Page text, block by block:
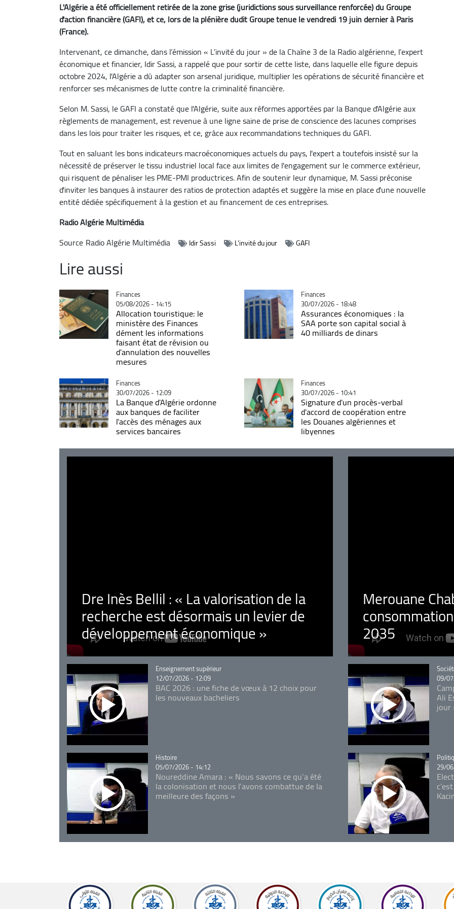
L'Algérie a été officiellement retirée de la zone grise (juridictions sous surveillance renforcée) du Groupe
d'action financière (GAFI), et ce, lors de la plénière dudit Groupe tenue le vendredi 19 juin dernier à Paris
(France).
Intervenant, ce dimanche, dans l’émission « L’invité du jour » de la Chaîne 3 de la Radio algérienne, l’expert
économique et financier, Idir Sassi, a rappelé que pour sortir de cette liste, dans laquelle elle figure depuis
octobre 2024, l'Algérie a dû adapter son arsenal juridique, multiplier les opérations de sécurité financière et
renforcer ses mécanismes de lutte contre la criminalité financière.
Selon M. Sassi, le GAFI a constaté que l'Algérie, suite aux réformes apportées par la Banque d'Algérie aux
règlements de management, est revenue à une ligne saine de prise de conscience des lacunes comprises
dans les lois pour traiter les risques, et ce, grâce aux recommandations techniques du GAFI.
Tout en saluant les bons indicateurs macroéconomiques actuels du pays, l'expert a toutefois insisté sur la
nécessité de préserver le tissu industriel local face aux limites de l'engagement sur le commerce extérieur,
qui risquent de pénaliser les PME-PMI productrices. Afin de soutenir leur dynamique, M. Sassi préconise
d'inviter les banques à instaurer des ratios de protection adaptés et suggère la mise en place d'une nouvelle
entité dédiée spécifiquement à la gestion et au financement de ces entreprises.
Radio Algérie Multimédia
Source Radio Algérie Multimédia Idir Sassi L'invité du jour GAFI
Lire aussi
Catégorie
Finances
05/08/2026 - 14:15
Allocation touristique: le
ministère des Finances
dément les informations
faisant état de révision ou
d'annulation des nouvelles
mesures
Catégorie
Finances
30/07/2026 - 18:48
Assurances économiques : la
SAA porte son capital social à
40 milliards de dinars
Catégorie
Finances
30/07/2026 - 12:09
La Banque d'Algérie ordonne
aux banques de faciliter
l'accès des ménages aux
services bancaires
Catégorie
Finances
30/07/2026 - 10:41
Signature d'un procès-verbal
d'accord de coopération entre
les Douanes algériennes et
libyennes
Dre Inès Bellil : « La valorisation de la
recherche est désormais un levier de
développement économique »
Merouane
2035
Catégorie
Enseignement supérieur
12/07/2026 - 12:09
BAC 2026 : une fiche de vœux à 12 choix pour
les nouveaux bacheliers
09/
Ali
jour
Catégorie
Histoire
05/07/2026 - 14:12
Noureddine Amara : « Nous savons ce qu’a été
la colonisation et nous l’avons combattue de la
meilleure des façons »
29/